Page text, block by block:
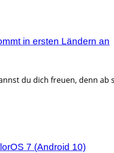
in ersten Ländern an
du dich freuen, denn
7 (Android 10)